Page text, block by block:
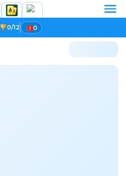
0/12 0